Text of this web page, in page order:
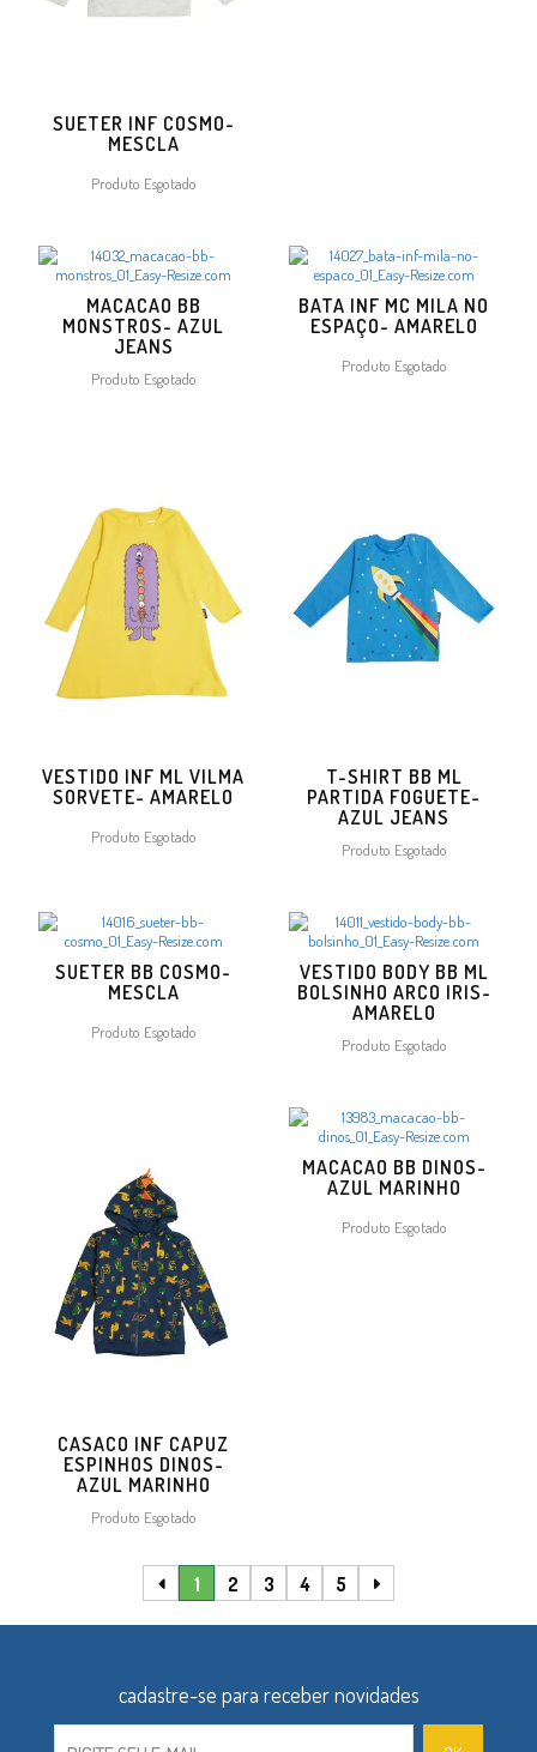
SUETER INF COSMO-
MESCLA
Produto Esgotado
MACACAO BB
MONSTROS- AZUL
JEANS
Produto Esgotado
BATA INF MC MILA NO
ESPAÇO- AMARELO
Produto Esgotado
VESTIDO INF ML VILMA
SORVETE- AMARELO
Produto Esgotado
T-SHIRT BB ML
PARTIDA FOGUETE-
AZUL JEANS
Produto Esgotado
SUETER BB COSMO-
MESCLA
Produto Esgotado
VESTIDO BODY BB ML
BOLSINHO ARCO IRIS-
AMARELO
Produto Esgotado
CASACO INF CAPUZ
ESPINHOS DINOS-
AZUL MARINHO
Produto Esgotado
MACACAO BB DINOS-
AZUL MARINHO
Produto Esgotado
1 2 3 4 5